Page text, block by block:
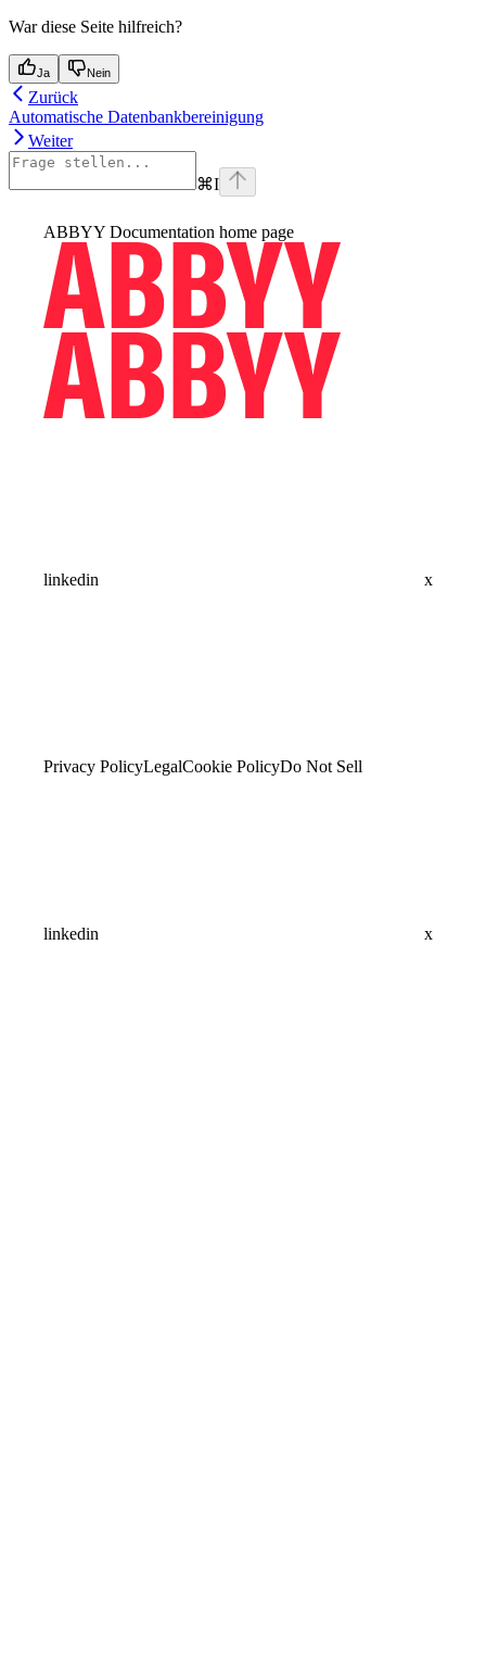
War diese Seite hilfreich?
Ja Nein
Zurück
Automatische Datenbankbereinigung
Weiter
⌘I
ABBYY Documentation home page
linkedin x
Privacy PolicyLegalCookie PolicyDo Not Sell
linkedin x